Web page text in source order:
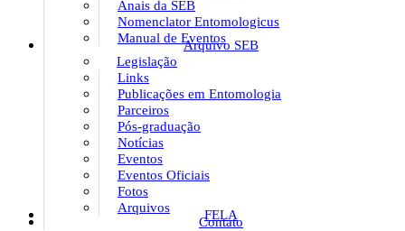
Anais da SEB
Nomenclator Entomologicus
Manual de Eventos
Arquivo SEB
Legislação
Links
Publicações em Entomologia
Parceiros
Pós-graduação
Notícias
Eventos
Eventos Oficiais
Fotos
Arquivos
FELA
Contato